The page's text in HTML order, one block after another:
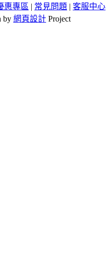
惠專區 | 常見問題 | 客服中心
by 網頁設計 Project